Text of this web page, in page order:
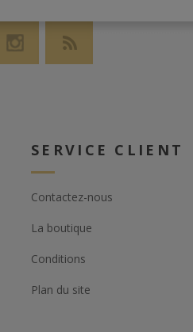
SERVICE CLIENT
Contactez-nous
La boutique
Conditions
Plan du site